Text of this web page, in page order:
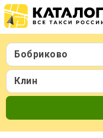
Бобриково
Клин